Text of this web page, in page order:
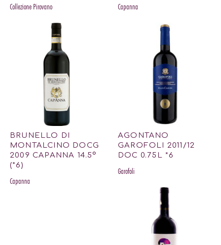
Collezione Pirovano Capanna
BRUNELLO DI
MONTALCINO DOCG
2009 CAPANNA 14.5º
(*6)
Capanna
AGONTANO
GAROFOLI 2011/12
DOC 0.75L *6
Garofoli